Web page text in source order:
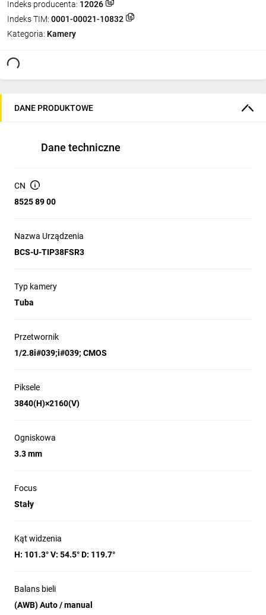
Indeks producenta: 12026
Indeks TIM: 0001-00021-10832
Kategoria: Kamery
DANE PRODUKTOWE
Dane techniczne
CN
8525 89 00
Nazwa Urządzenia
BCS-U-TIP38FSR3
Typ kamery
Tuba
Przetwornik
1/2.8i#039;i#039; CMOS
Piksele
3840(H)×2160(V)
Ogniskowa
3.3 mm
Focus
Stały
Kąt widzenia
H: 101.3° V: 54.5° D: 119.7°
Balans bieli
(AWB) Auto / manual